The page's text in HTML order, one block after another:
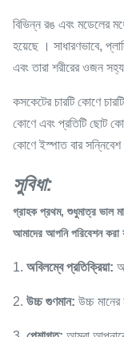
বিভিন্ন রঙ এবং মডেলের
হয়েছে । সাধারণভাবে,
এবং তারা শরীরের ওজন
কসকেটের চারটি কোণে
কোণে এবং প্রতিটি ছোট
কোণে ইস্পাত বার সন্নিবেশ
সুবিধা:
গ্রাহক প্রথম, শুধুমাত্র ভাল
আমাদের আপনি পরিবেশন করা
1. অবিলম্বে প্রতিক্রিয়া:
2. উচ্চ গুণমান: উচ্চ মানের